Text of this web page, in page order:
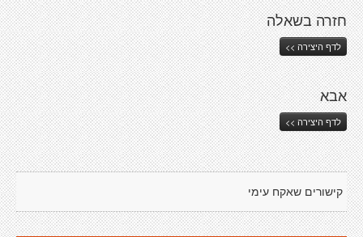
חזרה בשאלה
לדף היצירה >>
אבא
לדף היצירה >>
קישורים שאקח עימי